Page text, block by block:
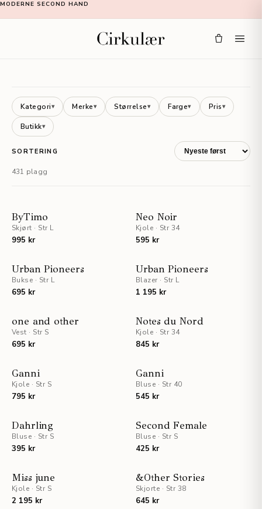
MODERNE SECOND HAND
Kategori▾ Merke▾ Størrelse▾ Farge▾ Pris▾
Butikk▾
SORTERING
431 plagg
ByTimo
Skjørt · Str L
995 kr
Neo Noir
Kjole · Str 34
595 kr
Urban Pioneers
Bukse · Str L
695 kr
Urban Pioneers
Blazer · Str L
1 195 kr
one and other
Vest · Str S
695 kr
Notes du Nord
Kjole · Str 34
845 kr
Ganni
Kjole · Str S
795 kr
Ganni
Bluse · Str 40
545 kr
Dahrling
Bluse · Str S
395 kr
Second Female
Bluse · Str S
425 kr
Miss june
Kjole · Str S
2 195 kr
&Other Stories
Skjorte · Str 38
645 kr